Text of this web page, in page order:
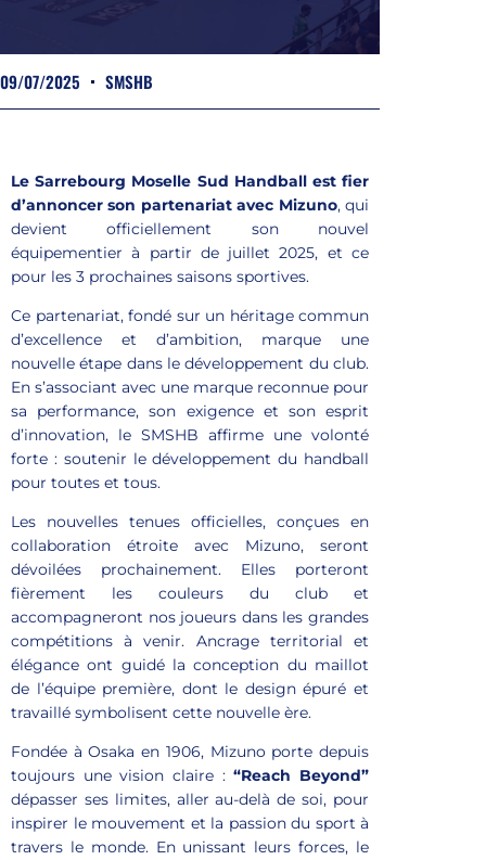
09/07/2025 SMSHB
Le Sarrebourg Moselle Sud Handball est fier
d’annoncer son partenariat avec Mizuno, qui
devient officiellement son nouvel
équipementier à partir de juillet 2025, et ce
pour les 3 prochaines saisons sportives.
Ce partenariat, fondé sur un héritage commun
d’excellence et d’ambition, marque une
nouvelle étape dans le développement du club.
En s’associant avec une marque reconnue pour
sa performance, son exigence et son esprit
d’innovation, le SMSHB affirme une volonté
forte : soutenir le développement du handball
pour toutes et tous.
Les nouvelles tenues officielles, conçues en
collaboration étroite avec Mizuno, seront
dévoilées prochainement. Elles porteront
fièrement les couleurs du club et
accompagneront nos joueurs dans les grandes
compétitions à venir. Ancrage territorial et
élégance ont guidé la conception du maillot
de l’équipe première, dont le design épuré et
travaillé symbolisent cette nouvelle ère.
Fondée à Osaka en 1906, Mizuno porte depuis
toujours une vision claire :“Reach Beyond”
dépasser ses limites, aller au-delà de soi, pour
inspirer le mouvement et la passion du sport à
travers le monde. En unissant leurs forces, le